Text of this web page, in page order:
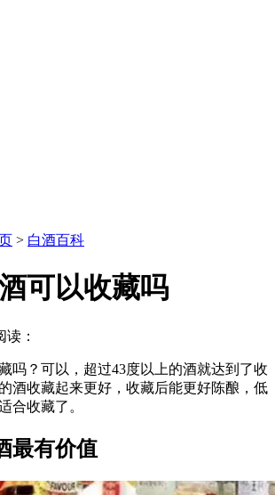
> 白酒百科
可以收藏吗
读：
吗？可以，超过43度以上的酒就达到了收
酒收藏起来更好，收藏后能更好陈酿，低
合收藏了。
最有价值